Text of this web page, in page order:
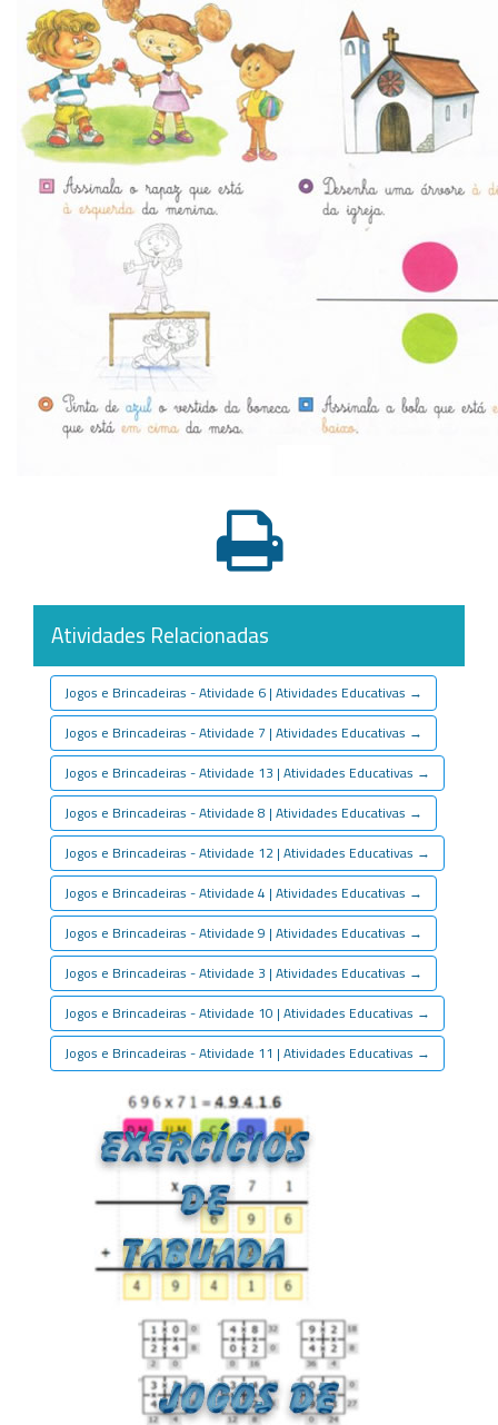
Atividades Relacionadas
Jogos e Brincadeiras - Atividade 6 | Atividades Educativas →
Jogos e Brincadeiras - Atividade 7 | Atividades Educativas →
Jogos e Brincadeiras - Atividade 13 | Atividades Educativas →
Jogos e Brincadeiras - Atividade 8 | Atividades Educativas →
Jogos e Brincadeiras - Atividade 12 | Atividades Educativas →
Jogos e Brincadeiras - Atividade 4 | Atividades Educativas →
Jogos e Brincadeiras - Atividade 9 | Atividades Educativas →
Jogos e Brincadeiras - Atividade 3 | Atividades Educativas →
Jogos e Brincadeiras - Atividade 10 | Atividades Educativas →
Jogos e Brincadeiras - Atividade 11 | Atividades Educativas →